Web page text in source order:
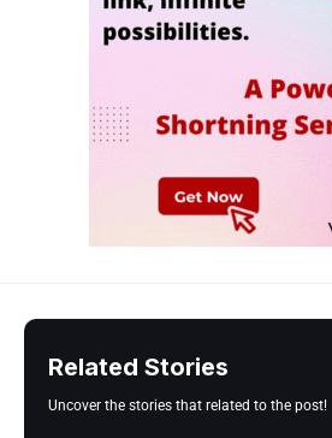
Related Stories
Uncover the stories that related to the post!